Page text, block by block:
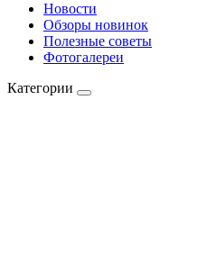
Новости
Обзоры новинок
Полезные советы
Фотогалереи
Категории